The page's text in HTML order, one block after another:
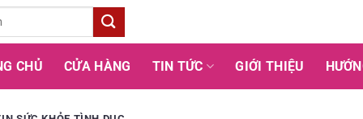
CHỦ CỬA HÀNG TIN TỨC GIỚI THIỆU